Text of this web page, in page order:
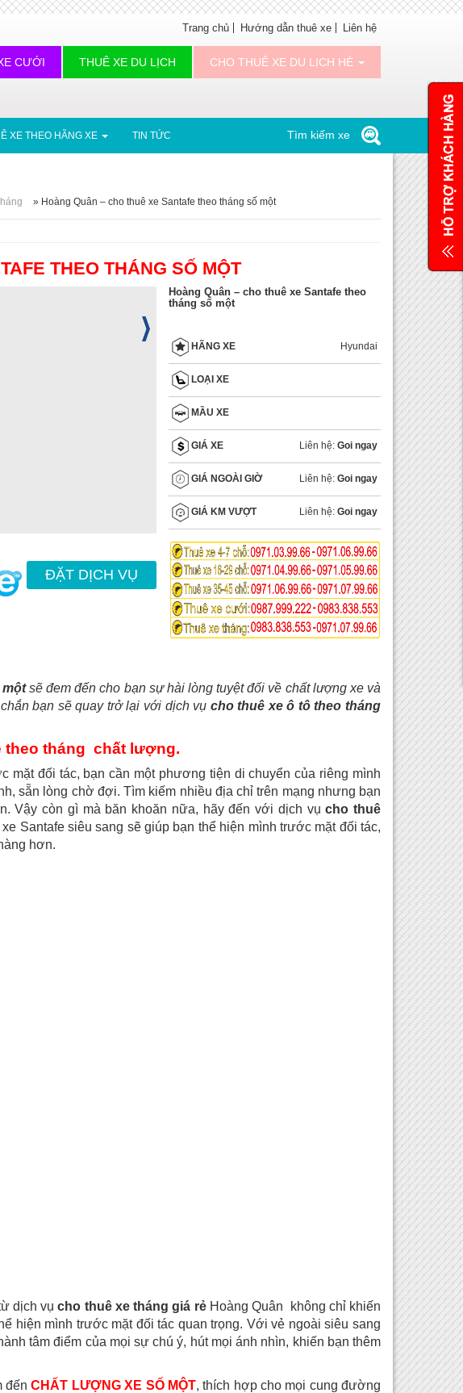
Trang chủ Hướng dẫn thuê xe Liên hệ
CƯỚI THUÊ XE DU LỊCH CHO THUÊ XE DU LỊCH HÈ
XE THEO HÃNG XE TIN TỨC Tìm kiếm xe
» Hoàng Quân – cho thuê xe Santafe theo tháng số một
THEO THÁNG SỐ MỘT
ĐẶT DỊCH VỤ
Hoàng Quân – cho thuê xe Santafe theo
tháng số một
HÃNG XE Hyundai
LOẠI XE
MẦU XE
GIÁ XE Liên hệ: Goi ngay
GIÁ NGOÀI GIỜ Liên hệ: Goi ngay
GIÁ KM VƯỢT Liên hệ: Goi ngay
mộtsẽ đem đến cho bạn sự hài lòng tuyệt đối về chất lượng xe và
bạn sẽ quay trở lại với dịch vụ cho thuê xe ô tô theo tháng
theo tháng chất lượng.
mặt đối tác, bạn cần một phương tiện di chuyển của riêng mình
sẵn lòng chờ đợi. Tìm kiếm nhiều địa chỉ trên mạng nhưng bạn
Vậy còn gì mà băn khoăn nữa, hãy đến với dịch vụcho thuê
Santafe siêu sang sẽ giúp bạn thể hiện mình trước mặt đối tác,
hơn.
dịch vụcho thuê xe tháng giá rẻHoàng Quân không chỉ khiến
hiện mình trước mặt đối tác quan trọng. Với vẻ ngoài siêu sang
tâm điểm của mọi sự chú ý, hút mọi ánh nhìn, khiến bạn thêm
đến CHẤT LƯỢNG XE SỐ MỘT, thích hợp cho mọi cung đường